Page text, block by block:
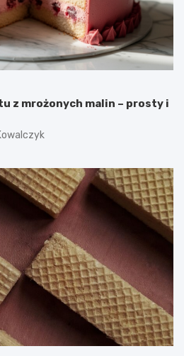
z mrożonych malin – prosty i